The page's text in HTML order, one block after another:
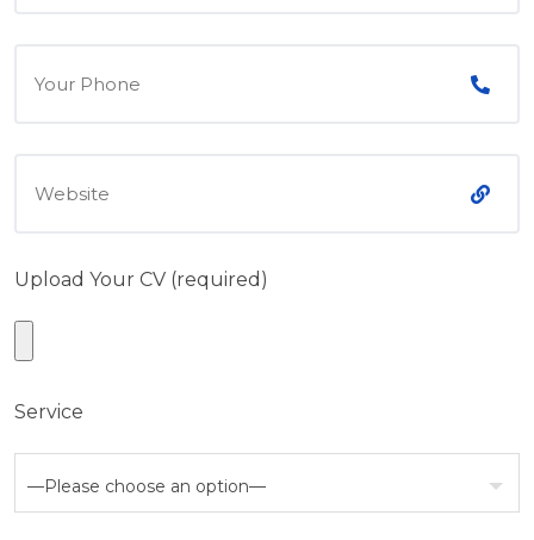
Upload Your CV (required)
Service